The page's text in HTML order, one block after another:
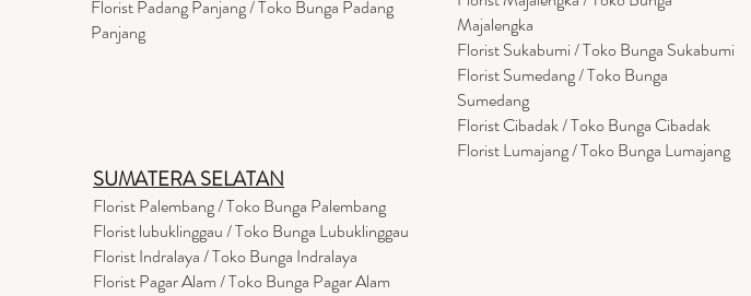
Florist Padang Panjang / Toko Bunga Padang
Panjang
SUMATERA SELATAN
Florist Palembang / Toko Bunga Palembang
Florist lubuklinggau / Toko Bunga Lubuklinggau
Florist Indralaya / Toko Bunga Indralaya
Florist Pagar Alam / Toko Bunga Pagar Alam
Majalengka
Florist Sukabumi / Toko Bunga Sukabumi
Florist Sumedang / Toko Bunga
Sumedang
Florist Cibadak / Toko Bunga Cibadak
Florist Lumajang / Toko Bunga Lumajang